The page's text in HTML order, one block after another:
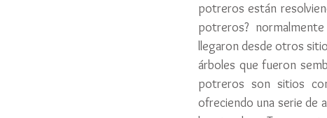
potreros están
potreros?
llegaron desde otros
árboles que fueron
potreros son sitios
ofreciendo una serie de